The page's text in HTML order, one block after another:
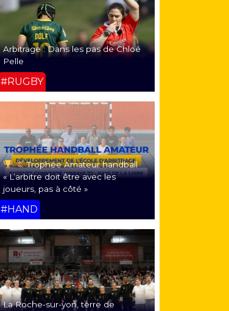
Arbitrage : Dans les pas de Chloé
Pelle
#RUGBY
Trophée Amateur handball
« L’arbitre doit être avec les
joueurs, pas à côté »
#HAND
La Roche-sur-yon, terre de